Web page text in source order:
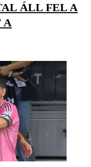
ÁLL FEL A
A